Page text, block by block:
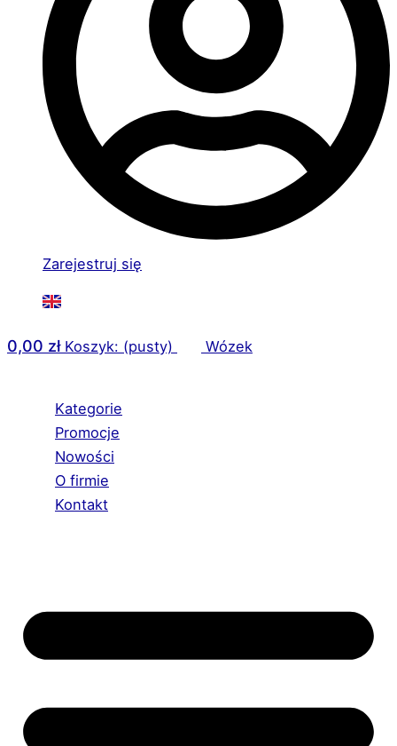
Zarejestruj się
0,00 zł Koszyk: (pusty) Wózek
Kategorie
Promocje
Nowości
O firmie
Kontakt